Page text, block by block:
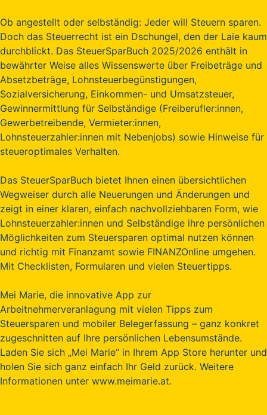
Ob angestellt oder selbständig: Jeder will Steuern sparen.
Doch das Steuerrecht ist ein Dschungel, den der Laie kaum
durchblickt. Das SteuerSparBuch 2025/2026 enthält in
bewährter Weise alles Wissenswerte über Freibeträge und
Absetzbeträge, Lohnsteuerbegünstigungen,
Sozialversicherung, Einkommen- und Umsatzsteuer,
Gewinnermittlung für Selbständige (Freiberufler:innen,
Gewerbetreibende, Vermieter:innen,
Lohnsteuerzahler:innen mit Nebenjobs) sowie Hinweise für
steueroptimales Verhalten.
Das SteuerSparBuch bietet Ihnen einen übersichtlichen
Wegweiser durch alle Neuerungen und Änderungen und
zeigt in einer klaren, einfach nachvollziehbaren Form, wie
Lohnsteuerzahler:innen und Selbständige ihre persönlichen
Möglichkeiten zum Steuersparen optimal nutzen können
und richtig mit Finanzamt sowie FINANZOnline umgehen.
Mit Checklisten, Formularen und vielen Steuertipps.
Mei Marie, die innovative App zur
Arbeitnehmerveranlagung mit vielen Tipps zum
Steuersparen und mobiler Belegerfassung – ganz konkret
zugeschnitten auf Ihre persönlichen Lebensumstände.
Laden Sie sich „Mei Marie“ in Ihrem App Store herunter und
holen Sie sich ganz einfach Ihr Geld zurück. Weitere
Informationen unter www.meimarie.at.